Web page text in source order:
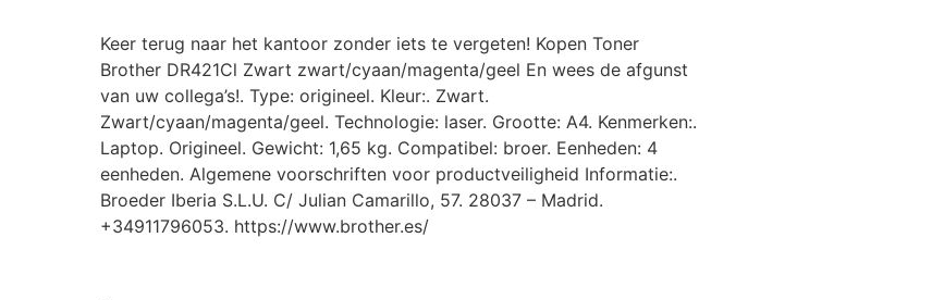
Keer terug naar het kantoor zonder iets te vergeten! Kopen Toner
Brother DR421Cl Zwart zwart/cyaan/magenta/geel En wees de afgunst
van uw collega’s!. Type: origineel. Kleur:. Zwart.
Zwart/cyaan/magenta/geel. Technologie: laser. Grootte: A4. Kenmerken:.
Laptop. Origineel. Gewicht: 1,65 kg. Compatibel: broer. Eenheden: 4
eenheden. Algemene voorschriften voor productveiligheid Informatie:.
Broeder Iberia S.L.U. C/ Julian Camarillo, 57. 28037 – Madrid.
+34911796053. https://www.brother.es/